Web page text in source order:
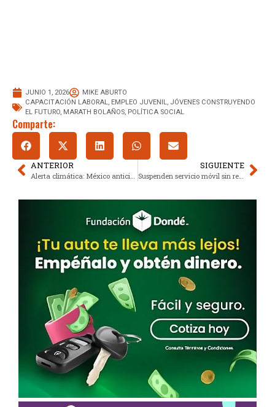
JUNIO 1, 2026
MIKE ABURTO
CAPACITACIÓN LABORAL, EMPLEO JUVENIL, JÓVENES CONSTRUYENDO
EL FUTURO, MARATH BOLAÑOS, POLÍTICA SOCIAL
Comparte:
ANTERIOR SIGUIENTE
Suspenden servicio móvil sin registro CURP: Claves para evitarlo en 2026